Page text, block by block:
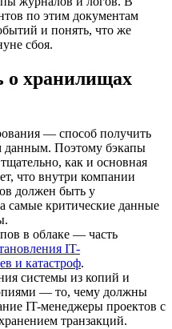
по этим документам
и понять, что же
сбоя.
о хранилищах
— способ получить
данным. Поэтому бэкапы
как и основная
что внутри компании
должен быть у
самые критические данные
в облаке — часть
IT-
и катастроф.
системы из копий и
— то, чему должны
IT-менеджеры проектов с
транзакций.